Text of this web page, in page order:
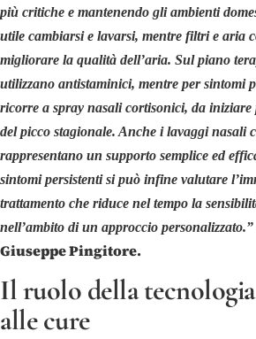
più critiche e mantenendo gli ambienti
utile cambiarsi e lavarsi, mentre filtri e aria
migliorare la qualità dell’aria. Sul piano
utilizzano antistaminici, mentre per sintomi
ricorre a spray nasali cortisonici, da
del picco stagionale. Anche i lavaggi nasali
rappresentano un supporto semplice ed
sintomi persistenti si può infine valutare
trattamento che riduce nel tempo la
nell’ambito di un approccio personalizzato.”
Giuseppe Pingitore.
Il ruolo della tecnologia
alle cure